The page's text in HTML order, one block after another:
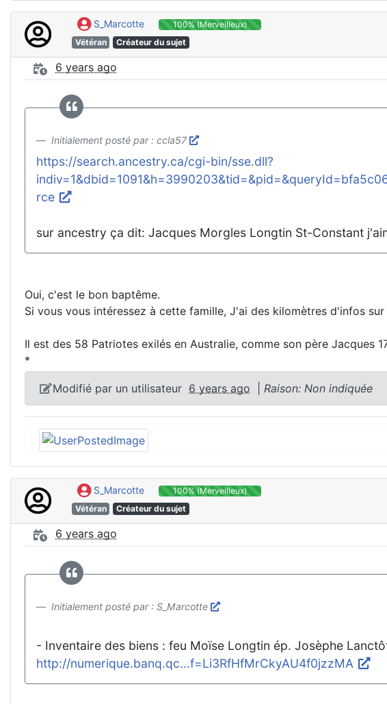
S_Marcotte
100% (Merveilleux)
Vétéran
Créateur du sujet
6 years ago
Initialement posté par : ccla57
https://search.ancestry.ca/cgi-bin/sse.dll?
rce
sur ancestry ça dit: Jacques Morgles Longtin St-Constant
Oui, c'est le bon baptême.
Si vous vous intéressez à cette famille, J'ai des kilomètres d'infos sur
Il est des 58 Patriotes exilés en Australie, comme son père Jacques
*
Modifié par un utilisateur 6 years ago Raison: Non indiquée
S_Marcotte
100% (Merveilleux)
Vétéran
Créateur du sujet
6 years ago
Initialement posté par : S_Marcotte
- Inventaire des biens : feu Moïse Longtin ép. Josèphe
http://numerique.banq.qc...f=Li3RfHfMrCkyAU4f0jzzMA